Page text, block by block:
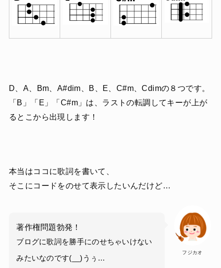
D、A、Bm、A#dim、B、E、C#m、Cdimの８つです。
「B」「E」「C#m」は、ラストの転調してキーが上が
るとこから出現します！
本当はココに歌詞を書いて、
そこにコードをのせて表示したいんだけど…
フジカオ
著作権問題勃発！
ブログに歌詞を勝手にのせちゃいけない
みたいなのです(__)うぅ…